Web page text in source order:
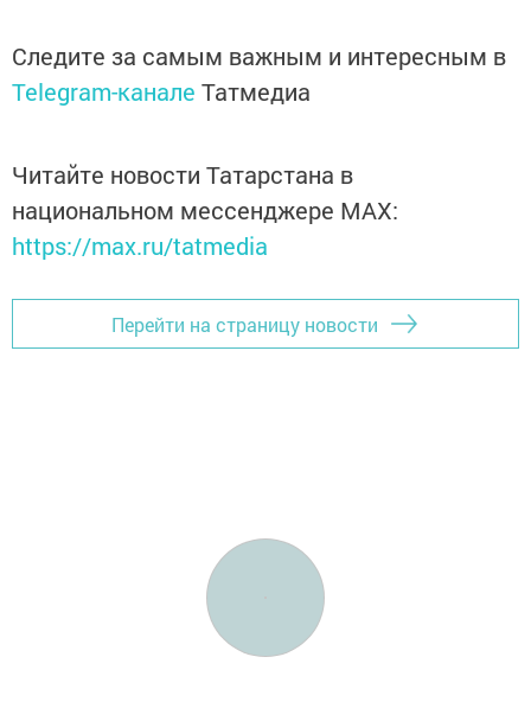
Следите за самым важным и интересным в
Telegram-канале Татмедиа
Читайте новости Татарстана в
национальном мессенджере MАХ:
https://max.ru/tatmedia
Перейти на страницу новости